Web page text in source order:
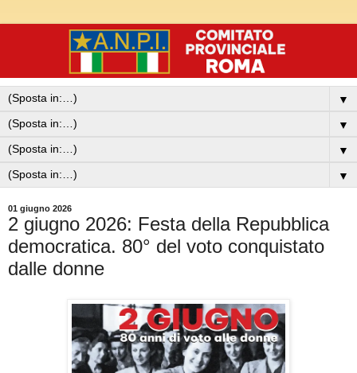
▼
▼
▼
▼
01 giugno 2026
2 giugno 2026: Festa della Repubblica
democratica. 80° del voto conquistato
dalle donne